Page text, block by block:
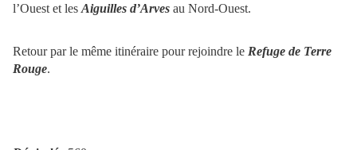
l’Ouest et les Aiguilles d’Arves au Nord-Ouest.
Retour par le même itinéraire pour rejoindre le Refuge de Terre
Rouge.